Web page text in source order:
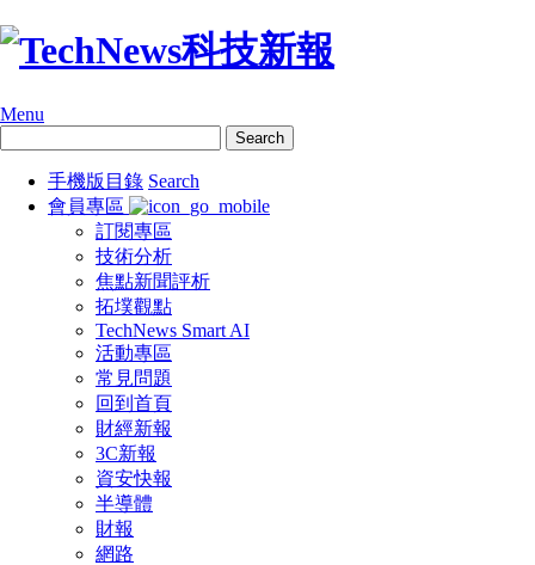
Menu
手機版目錄 Search
會員專區
訂閱專區
技術分析
焦點新聞評析
拓墣觀點
TechNews Smart AI
活動專區
常見問題
回到首頁
財經新報
3C新報
資安快報
半導體
財報
網路